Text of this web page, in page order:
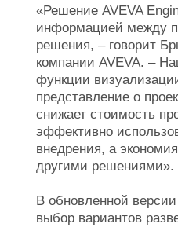
«Решение AVEVA
информацией между
решения, – говорит
компании AVEVA. –
функции
представление о
снижает стоимость
эффективно
внедрения, а
другими решениями».
В обновленной
выбор вариантов